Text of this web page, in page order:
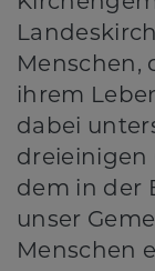
Menschen,
ihrem
dabei
dreieinigen
dem in der
unser
Menschen